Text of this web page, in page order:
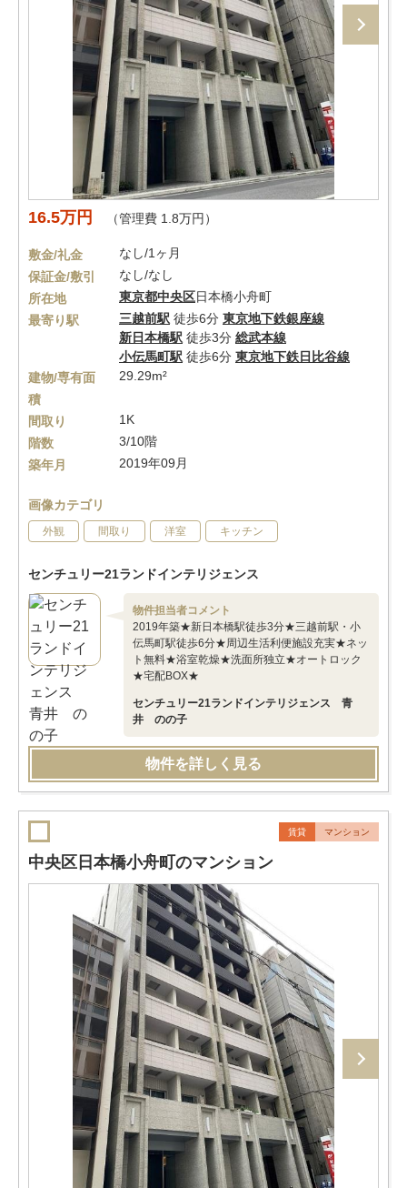
16.5万円 （管理費 1.8万円）
敷金/礼金
なし/1ヶ月
保証金/敷引
なし/なし
所在地
東京都中央区日本橋小舟町
最寄り駅
三越前駅 徒歩6分 東京地下鉄銀座線
新日本橋駅 徒歩3分 総武本線
小伝馬町駅 徒歩6分 東京地下鉄日比谷線
建物/専有面
積
29.29m²
間取り
1K
階数
3/10階
築年月
2019年09月
画像カテゴリ
外観 間取り 洋室 キッチン
センチュリー21ランドインテリジェンス
物件担当者コメント
2019年築★新日本橋駅徒歩3分★三越前駅・小
伝馬町駅徒歩6分★周辺生活利便施設充実★ネッ
ト無料★浴室乾燥★洗面所独立★オートロック
★宅配BOX★
センチュリー21ランドインテリジェンス 青
井 のの子
物件を詳しく見る
賃貸 マンション
中央区日本橋小舟町のマンション